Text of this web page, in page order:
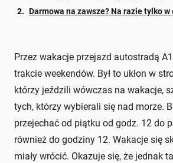
Darmowa na zawsze? Na razie tylko
Przez wakacje przejazd autostradą
trakcie weekendów. Był to ukłon w
którzy jeździli wówczas na wakacje,
tych, którzy wybierali się nad morze.
przejechać od piątku od godz. 12 do
również do godziny 12. Wakacje się
miały wrócić. Okazuje się, że jednak